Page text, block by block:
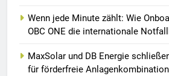
Wenn jede Minute zählt: Wie
OBC ONE die internationale
MaxSolar und DB Energie
für förderfreie Anlagenkombination